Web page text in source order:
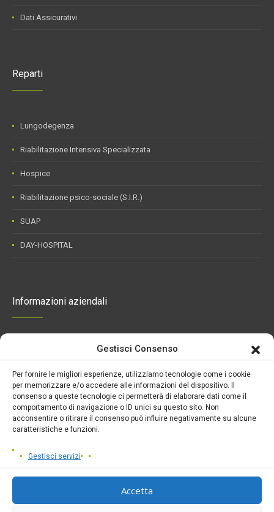
Gestisci Consenso
Per fornire le migliori esperienze, utilizziamo tecnologie come i cookie
per memorizzare e/o accedere alle informazioni del dispositivo. Il
consenso a queste tecnologie ci permetterà di elaborare dati come il
comportamento di navigazione o ID unici su questo sito. Non
acconsentire o ritirare il consenso può influire negativamente su alcune
caratteristiche e funzioni.
Gestisci servizi
Accetta
Dati Assicurativi
Reparti
Lungodegenza
Riabilitazione Intensiva Specializzata
Hospice
Riabilitazione psico-sociale (S.I.R.)
SUAP
DAY-HOSPITAL
Informazioni aziendali
N. Iscr. Reg. Imprese di Napoli e
Partita Iva 00290740638
Capitale Sociale € 1.757.340,00 i.v.
Direttore sanitario